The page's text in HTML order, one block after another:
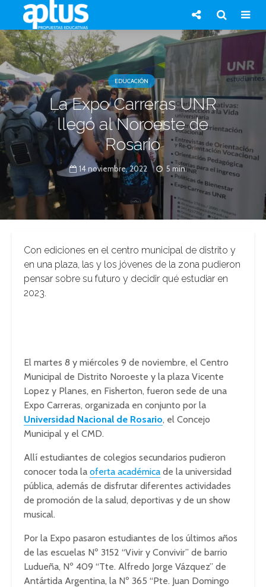
EDUCACIÓN
La Expo Carreras UNR
llegó al Noroeste de
Rosario
14 noviembre, 2022 5 min.
Con ediciones en el centro municipal de distrito y
en una plaza, las y los jóvenes de la zona pudieron
pensar sobre su futuro y decidir qué estudiar en
2023.
El martes 8 y miércoles 9 de noviembre, el Centro
Municipal de Distrito Noroeste y la plaza Vicente
Lopez y Planes, en Fisherton, fueron sede de una
Expo Carreras, organizada en conjunto por la
Universidad Nacional de Rosario, el Concejo
Municipal y el CMD.
Allí estudiantes de colegios secundarios pudieron
conocer toda la oferta académica de la universidad
pública, además de disfrutar diferentes actividades
de promoción de la salud, deportivas y de un show
musical.
Por la Expo pasaron estudiantes de los últimos años
de las escuelas Nº 3152 “Vivir y Convivir” de barrio
Ludueña, Nº 409 “Tte. Alfredo Jorge Vázquez” de
Antártida Argentina, la Nº 365 “Pte. Juan Domingo